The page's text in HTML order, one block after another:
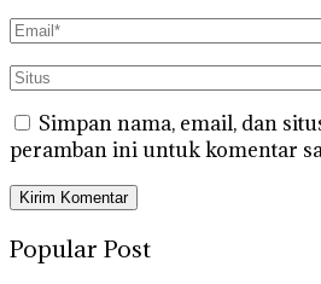
Simpan nama, email, dan
peramban ini untuk komentar
Popular Post